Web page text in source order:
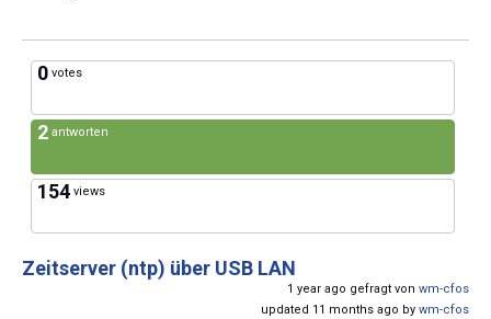
0 votes
2 antworten
154 views
Zeitserver (ntp) über USB LAN
1 year ago gefragt von wm-cfos
updated 11 months ago by wm-cfos